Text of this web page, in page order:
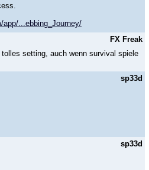
app/...ebbing_Journey/
FX Freak
setting, auch wenn survival spiele
sp33d
sp33d